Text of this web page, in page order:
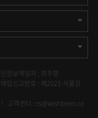
정보책임자 : 최주영
업신고번호 : 제2023-서울강
고객센터 : cs@wishbeen.co